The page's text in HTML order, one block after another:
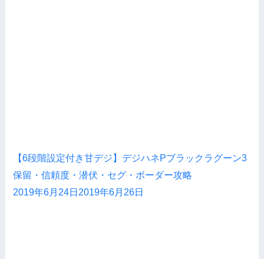
【6段階設定付き甘デジ】デジハネPブラックラグーン3
保留・信頼度・潜伏・セグ・ボーダー攻略
2019年6月24日 2019年6月26日